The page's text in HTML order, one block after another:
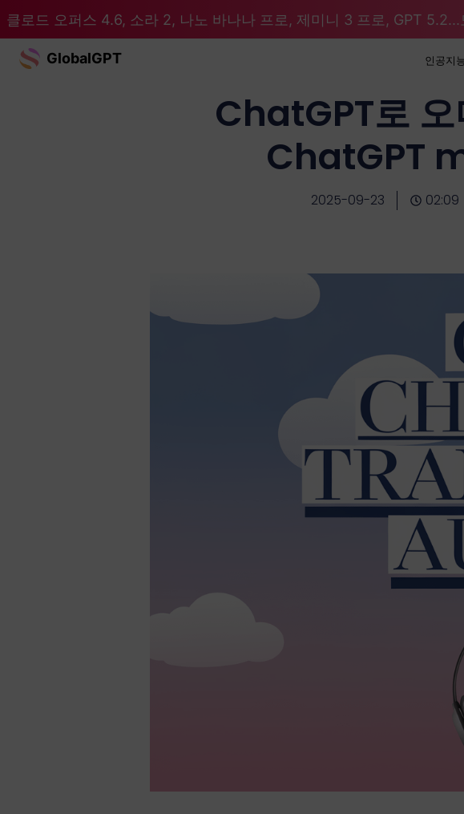
클로드 오퍼스 4.6, 소라 2, 나노 바나나 프로, 제미니 3 프로, GPT
GlobalGPT 인공지
ChatGPT로
ChatGPT
2025-09-23 02:09